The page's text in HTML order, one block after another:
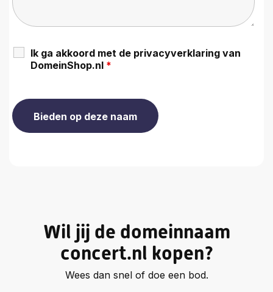
Ik ga akkoord met de privacyverklaring van
DomeinShop.nl *
Wil jij de domeinnaam
concert.nl kopen?
Wees dan snel of doe een bod.